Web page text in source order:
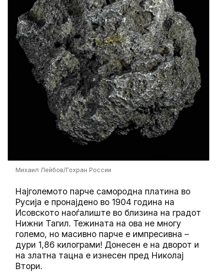
Михаил Лейбов/Гохран России
Најголемото парче самородна платина во
Русија е пронајдено во 1904 година на
Исовското наоѓалиште во близина на градот
Нижни Тагил. Тежината на ова не многу
големо, но масивно парче е импресивна –
дури 1,86 килограми! Донесен е на дворот и
на златна тацна е изнесен пред Николај
Втори.